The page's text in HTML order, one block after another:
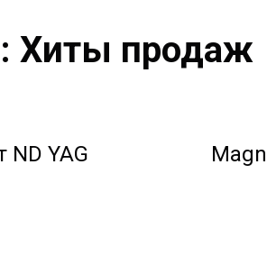
Хиты продаж
ND YAG